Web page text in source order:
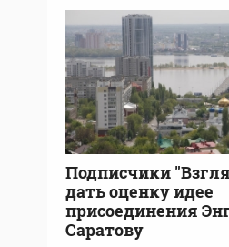
Подписчики
дать оценку идее
присоединения
Саратову